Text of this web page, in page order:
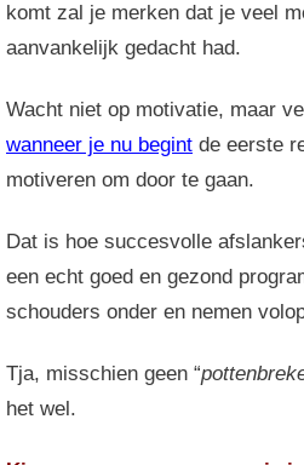
komt zal je merken dat je veel
aanvankelijk gedacht had.
Wacht niet op motivatie, maar
wanneer je nu begint de eerste
motiveren om door te gaan.
Dat is hoe succesvolle
een echt goed en gezond
schouders onder en nemen
Tja, misschien geen “
het wel.